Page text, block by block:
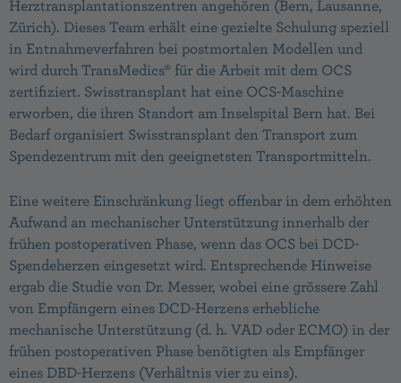
Herztransplantationszentren angehören (Bern, Lausanne,
Zürich). Dieses Team erhält eine gezielte Schulung speziell
in Entnahmeverfahren bei postmortalen Modellen und
wird durch TransMedics® für die Arbeit mit dem OCS
zertifiziert. Swisstransplant hat eine OCS-Maschine
erworben, die ihren Standort am Inselspital Bern hat. Bei
Bedarf organisiert Swisstransplant den Transport zum
Spendezentrum mit den geeignetsten Transportmitteln.
Eine weitere Einschränkung liegt offenbar in dem erhöhten
Aufwand an mechanischer Unterstützung innerhalb der
frühen postoperativen Phase, wenn das OCS bei DCD-
Spendeherzen eingesetzt wird. Entsprechende Hinweise
ergab die Studie von Dr. Messer, wobei eine grössere Zahl
von Empfängern eines DCD-Herzens erhebliche
mechanische Unterstützung (d. h. VAD oder ECMO) in der
frühen postoperativen Phase benötigten als Empfänger
eines DBD-Herzens (Verhältnis vier zu eins).